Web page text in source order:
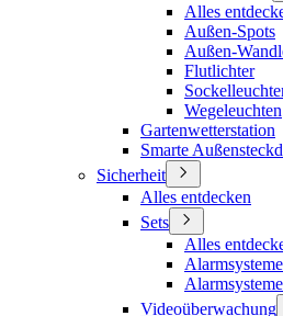
Alles
Außen-Spots
Außen-
Flutlichter
Wegeleuchten
Gartenwetterstation
Smarte
Sicherheit
Alles entdecken
Sets
Alles
Videoüberwachung